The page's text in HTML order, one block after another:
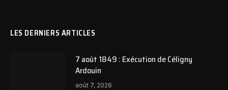
LES DERNIERS ARTICLES
7 août 1849 : Exécution de Céligny
Ardouin
août 7, 2026